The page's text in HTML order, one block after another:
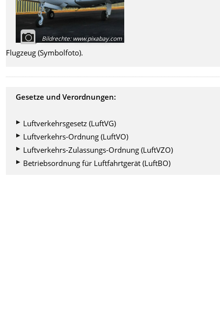
Bildrechte:www.pixabay.com
Flugzeug (Symbolfoto).
Gesetze und Verordnungen:
Luftverkehrsgesetz (LuftVG)
Luftverkehrs-Ordnung (LuftVO)
Luftverkehrs-Zulassungs-Ordnung (LuftVZO)
Betriebsordnung für Luftfahrtgerät (LuftBO)